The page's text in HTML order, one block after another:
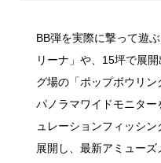
BB弾を実際に撃って遊
リーナ」や、15坪で展
グ場の「ポップボウリ
パノラマワイドモニター
ュレーションフィッシ
展開し、最新アミュー